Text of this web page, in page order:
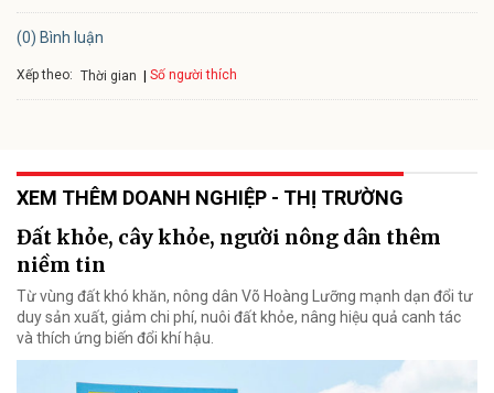
(0) Bình luận
Xếp theo: Thời gian Số người thích
XEM THÊM DOANH NGHIỆP - THỊ TRƯỜNG
Đất khỏe, cây khỏe, người nông dân thêm
niềm tin
Từ vùng đất khó khăn, nông dân Võ Hoàng Lưỡng mạnh dạn đổi tư
duy sản xuất, giảm chi phí, nuôi đất khỏe, nâng hiệu quả canh tác
và thích ứng biến đổi khí hậu.